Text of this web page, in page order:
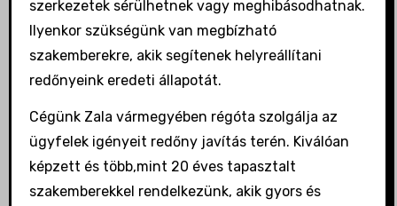
szerkezetek sérülhetnek vagy meghibásodhatnak.
Ilyenkor szükségünk van megbízható
szakemberekre, akik segítenek helyreállítani
redőnyeink eredeti állapotát.
Cégünk Zala vármegyében régóta szolgálja az
ügyfelek igényeit redőny javítás terén. Kiválóan
képzett és több,mint 20 éves tapasztalt
szakemberekkel rendelkezünk, akik gyors és